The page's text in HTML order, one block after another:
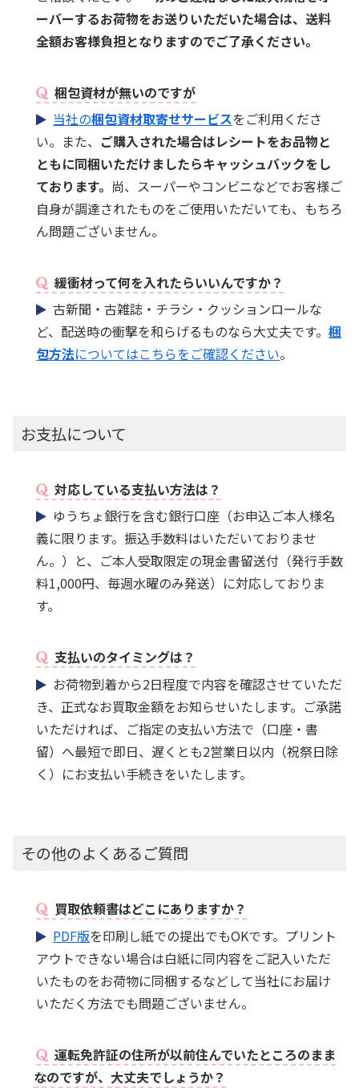
ーバーするお荷物をお送りいただいた場合は、送料
全額お客様負担となりますのでご了承ください。
梱包資材が無いのですが
当社の梱包資材取寄せサービスをご利用くださ
い。また、 ご購入された場合はレシートをお品物と
ともに同梱いただけましたらキャッシュバックをし
ております。 尚、スーパーやコンビニなどでお客様ご
自身が調達されたものをご使用いただいても、もちろ
ん問題ございません。
緩衝材って何を入れたらいいんですか？
古新聞・古雑誌・チラシ・クッションロールな
ど、配送時の衝撃を和らげるものなら大丈夫です。梱
包方法についてはこちらをご確認ください。
お支払について
対応している支払い方法は？
ゆうちょ銀行を含む銀行口座（お申込ご本人様名
義に限ります。振込手数料はいただいておりませ
ん。）と、ご本人受取限定の現金書留送付（発行手数
料1,000円、毎週水曜のみ発送）に対応しておりま
す。
支払いのタイミングは？
お荷物到着から2日程度で内容を確認させていただ
き、正式なお買取金額をお知らせいたします。ご承諾
いただければ、ご指定の支払い方法で（口座・書
留）へ最短で即日、遅くとも2営業日以内（祝祭日除
く）にお支払い手続きをいたします。
その他のよくあるご質問
買取依頼書はどこにありますか？
PDF版を印刷し紙での提出でもOKです。プリント
アウトできない場合は白紙に同内容をご記入いただ
いたものをお荷物に同梱するなどして当社にお届け
いただく方法でも問題ございません。
運転免許証の住所が以前住んでいたところのまま
なのですが、大丈夫でしょうか？